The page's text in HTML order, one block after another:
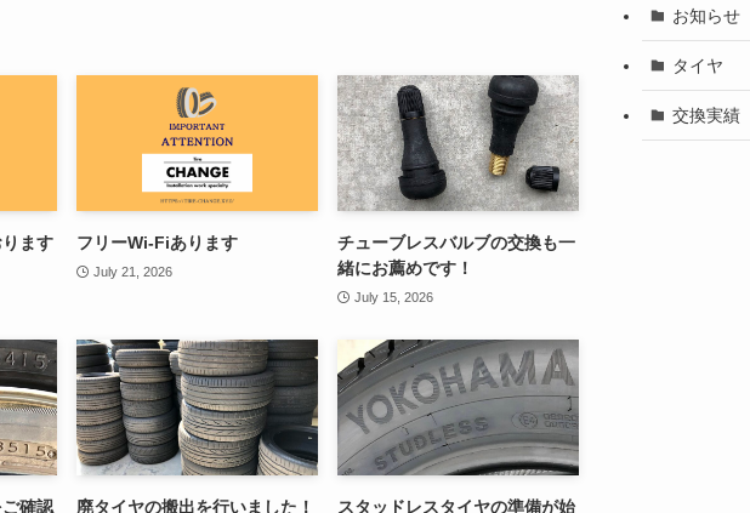
ます フリーWi-Fiあります
July 21, 2026
チューブレスバルブの交換も一
緒にお薦めです！
July 15, 2026
確認 廃タイヤの搬出を行いました！ スタッドレスタイヤの準備が始
お知らせ
タイヤ
交換実績